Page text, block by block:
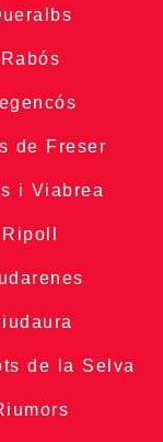
de Freser
i Viabrea
de la Selva